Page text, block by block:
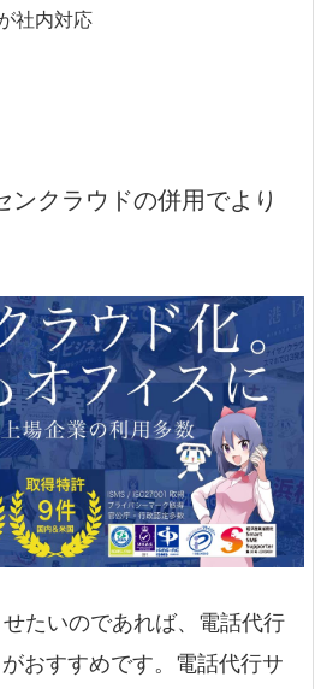
社内対応
ンクラウドの併用でより
たいのであれば、電話代行
おすすめです。電話代行サ